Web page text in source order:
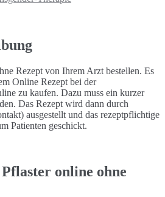
Rezept von Ihrem Arzt bestellen. Es
Online Rezept bei der
zu kaufen. Dazu muss ein kurzer
Das Rezept wird dann durch
ausgestellt und das rezeptpflichtige
Patienten geschickt.
online ohne